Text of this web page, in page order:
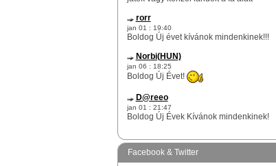
rorr
jan 01 : 19:40
Boldog Új évet kívánok mindenkinek!!!
Norbi(HUN)
jan 06 : 18:25
Boldog Új Évet!
D@reeo
jan 01 : 21:47
Boldog Új Évek Kívánok mindenkinek!
rorr te egy igazi WiiHungary-s túlélő vagy
Facebook & Twitter